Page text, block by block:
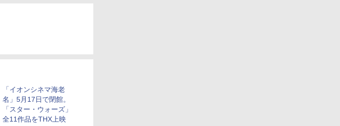
「イオンシネマ海老
名」5月17日で閉館。
「スター・ウォーズ」
全11作品をTHX上映